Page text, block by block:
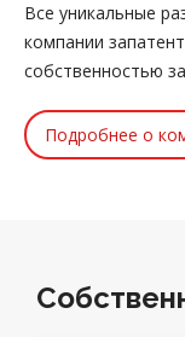
Все уникальные
компании
собственностью
Подробнее о